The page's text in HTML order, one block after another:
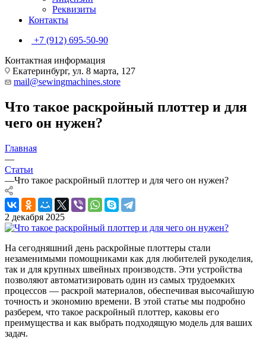
Реквизиты
Контакты
+7 (912) 695-50-90
Контактная информация
Екатеринбург, ул. 8 марта, 127
mail@sewingmachines.store
Что такое раскройный плоттер и для
чего он нужен?
Главная
—
Статьи
—Что такое раскройный плоттер и для чего он нужен?
2 декабря 2025
На сегодняшний день раскройные плоттеры стали
незаменимыми помощниками как для любителей рукоделия,
так и для крупных швейных производств. Эти устройства
позволяют автоматизировать один из самых трудоемких
процессов — раскрой материалов, обеспечивая высочайшую
точность и экономию времени. В этой статье мы подробно
разберем, что такое раскройный плоттер, каковы его
преимущества и как выбрать подходящую модель для ваших
задач.